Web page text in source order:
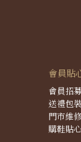
會員貼
會員招
送禮包
門市維
購鞋貼